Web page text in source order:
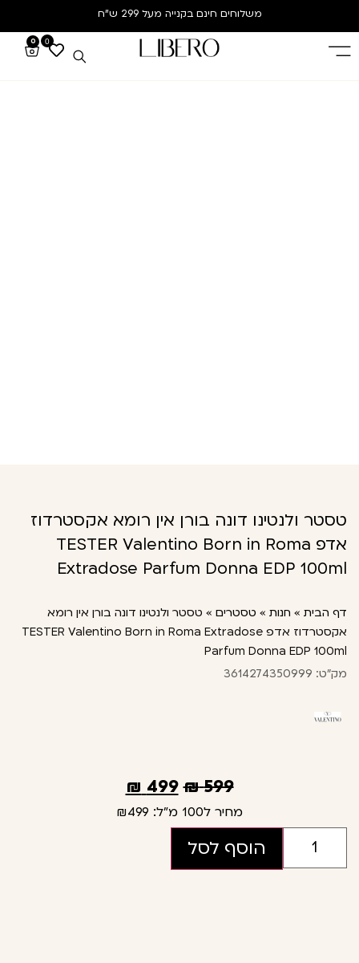
משלוחים חינם בקנייה מעל 299 ש”ח
0
0
טסטר ולנטינו דונה בורן אין רומא אקסטרדוז
אדפ TESTER Valentino Born in Roma
Extradose Parfum Donna EDP 100ml
דף הבית » חנות » טסטרים » טסטר ולנטינו דונה בורן אין רומא
אקסטרדוז אדפ TESTER Valentino Born in Roma Extradose
Parfum Donna EDP 100ml
מק"ט: 3614274350999
599
₪
499
₪
מחיר ל100 מ"ל: ₪499
הוסף לסל